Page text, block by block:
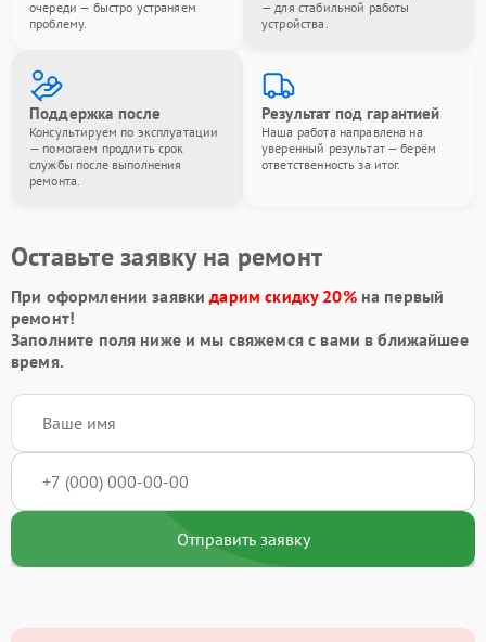
очереди — быстро устраняем
проблему.
— для стабильной работы
устройства.
Поддержка после
Консультируем по эксплуатации
— помогаем продлить срок
службы после выполнения
ремонта.
Результат под гарантией
Наша работа направлена на
уверенный результат — берём
ответственность за итог.
Оставьте заявку на ремонт
При оформлении заявкидарим скидку 20%на первый
ремонт!
Заполните поля ниже и мы свяжемся с вами в ближайшее
время.
Отправить заявку